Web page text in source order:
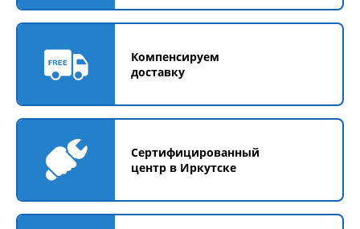
Компенсируем
доставку
Сертифицированный
центр в Иркутске